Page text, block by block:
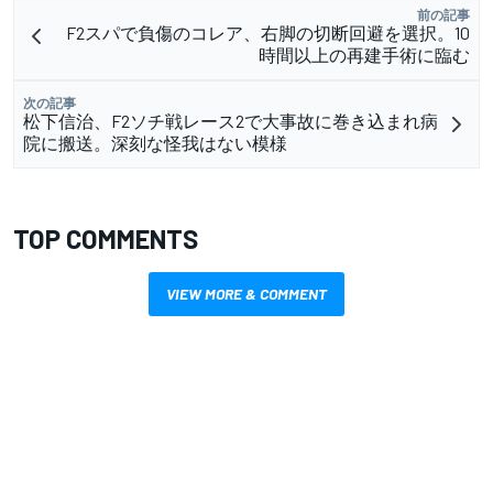
前の記事
F2スパで負傷のコレア、右脚の切断回避を選択。10
時間以上の再建手術に臨む
次の記事
松下信治、F2ソチ戦レース2で大事故に巻き込まれ病
院に搬送。深刻な怪我はない模様
TOP COMMENTS
VIEW MORE & COMMENT